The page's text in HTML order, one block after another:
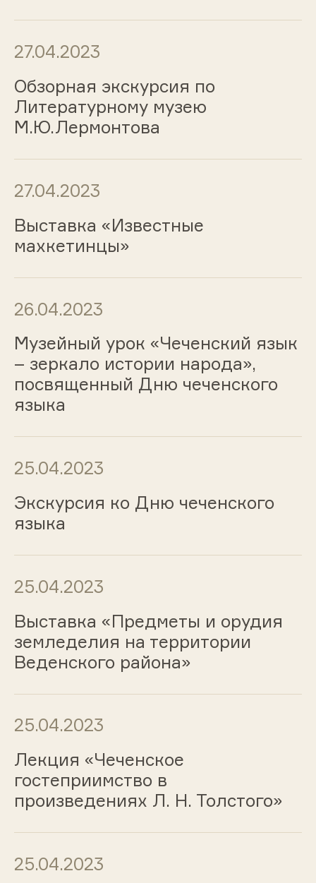
27.04.2023
Обзорная экскурсия по
Литературному музею
М.Ю.Лермонтова
27.04.2023
Выставка «Известные
махкетинцы»
26.04.2023
Музейный урок «Чеченский язык
– зеркало истории народа»,
посвященный Дню чеченского
языка
25.04.2023
Экскурсия ко Дню чеченского
языка
25.04.2023
Выставка «Предметы и орудия
земледелия на территории
Веденского района»
25.04.2023
Лекция «Чеченское
гостеприимство в
произведениях Л. Н. Толстого»
25.04.2023